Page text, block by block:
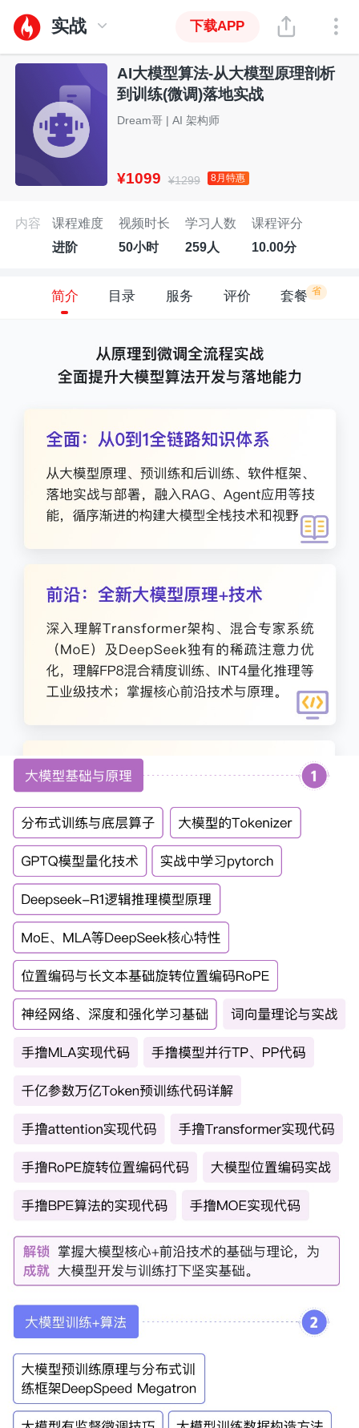
实战 下载APP
AI大模型算法-从大模型原理剖析
到训练(微调)落地实战
Dream哥 | AI 架构师
¥1099 ¥1299 8月特惠
内容
课程难度
进阶
视频时长
50小时
学习人数
259人
课程评分
10.00分
简介 目录 服务 评价 套餐 省